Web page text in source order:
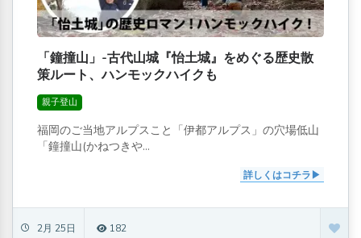
「鐘撞山」-古代山城『怡土城』をめぐる歴史散
策ルート、ハンモックハイクも
親子登山
福岡のご当地アルプスこと「伊都アルプス」の穴場低山
「鐘撞山(かねつきや...
詳しくはコチラ
2月 25日 182